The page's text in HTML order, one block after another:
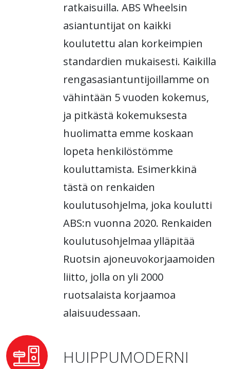
ratkaisuilla. ABS Wheelsin
asiantuntijat on kaikki
koulutettu alan korkeimpien
standardien mukaisesti. Kaikilla
rengasasiantuntijoillamme on
vähintään 5 vuoden kokemus,
ja pitkästä kokemuksesta
huolimatta emme koskaan
lopeta henkilöstömme
kouluttamista. Esimerkkinä
tästä on renkaiden
koulutusohjelma, joka koulutti
ABS:n vuonna 2020. Renkaiden
koulutusohjelmaa ylläpitää
Ruotsin ajoneuvokorjaamoiden
liitto, jolla on yli 2000
ruotsalaista korjaamoa
alaisuudessaan.
HUIPPUMODERNI